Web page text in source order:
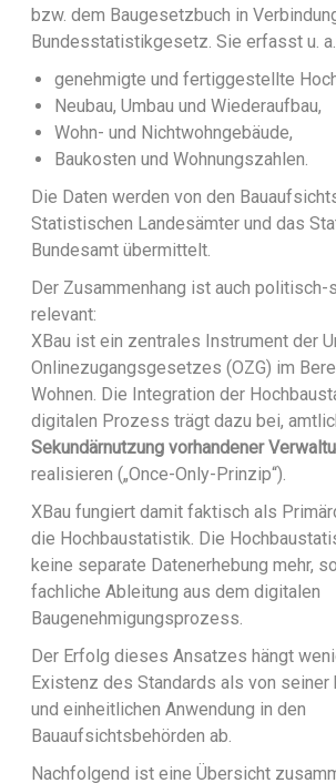
bzw. dem Baugesetzbuch in
Bundesstatistikgesetz. Sie erfasst u.
genehmigte und fertiggestellte
Neubau, Umbau und Wiederaufbau,
Wohn- und Nichtwohngebäude,
Baukosten und Wohnungszahlen.
Die Daten werden von den
Statistischen Landesämter und das
Bundesamt übermittelt.
Der Zusammenhang ist auch politisch-
relevant:
XBau ist ein zentrales Instrument der
Onlinezugangsgesetzes (OZG) im
Wohnen. Die Integration der
digitalen Prozess trägt dazu bei,
Sekundärnutzung vorhandener
realisieren („Once-Only-Prinzip“).
XBau fungiert damit faktisch als
die Hochbaustatistik. Die
keine separate Datenerhebung mehr,
fachliche Ableitung aus dem digitalen
Baugenehmigungsprozess.
Der Erfolg dieses Ansatzes hängt
Existenz des Standards als von seiner
und einheitlichen Anwendung in den
Bauaufsichtsbehörden ab.
Nachfolgend ist eine Übersicht